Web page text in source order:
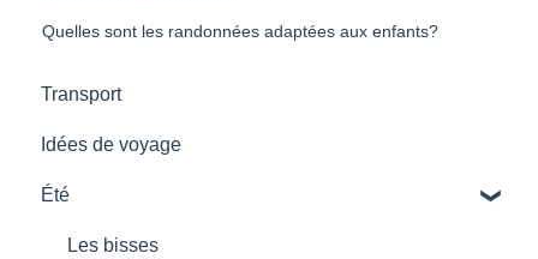
Quelles sont les randonnées adaptées aux enfants?
Transport
Idées de voyage
Été
Les bisses